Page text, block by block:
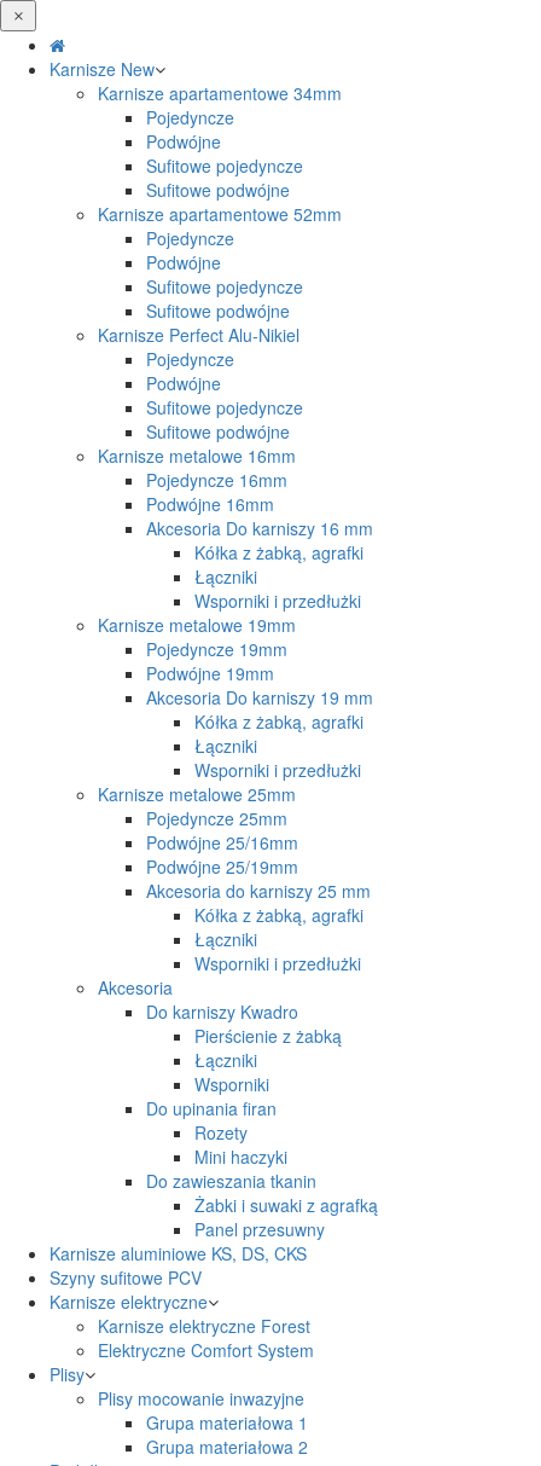
Karnisze New
Karnisze apartamentowe 34mm
Pojedyncze
Podwójne
Sufitowe pojedyncze
Sufitowe podwójne
Karnisze apartamentowe 52mm
Pojedyncze
Podwójne
Sufitowe pojedyncze
Sufitowe podwójne
Karnisze Perfect Alu-Nikiel
Pojedyncze
Podwójne
Sufitowe pojedyncze
Sufitowe podwójne
Karnisze metalowe 16mm
Pojedyncze 16mm
Podwójne 16mm
Akcesoria Do karniszy 16 mm
Kółka z żabką, agrafki
Łączniki
Wsporniki i przedłużki
Karnisze metalowe 19mm
Pojedyncze 19mm
Podwójne 19mm
Akcesoria Do karniszy 19 mm
Kółka z żabką, agrafki
Łączniki
Wsporniki i przedłużki
Karnisze metalowe 25mm
Pojedyncze 25mm
Podwójne 25/16mm
Podwójne 25/19mm
Akcesoria do karniszy 25 mm
Kółka z żabką, agrafki
Łączniki
Wsporniki i przedłużki
Akcesoria
Do karniszy Kwadro
Pierścienie z żabką
Łączniki
Wsporniki
Do upinania firan
Rozety
Mini haczyki
Do zawieszania tkanin
Żabki i suwaki z agrafką
Panel przesuwny
Karnisze aluminiowe KS, DS, CKS
Szyny sufitowe PCV
Karnisze elektryczne
Karnisze elektryczne Forest
Elektryczne Comfort System
Plisy
Plisy mocowanie inwazyjne
Grupa materiałowa 1
Grupa materiałowa 2